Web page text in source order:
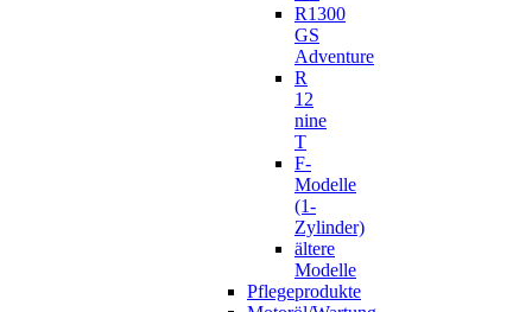
R1300
GS
Adventure
R
12
nine
T
F-
Modelle
(1-
Zylinder)
ältere
Modelle
Pflegeprodukte